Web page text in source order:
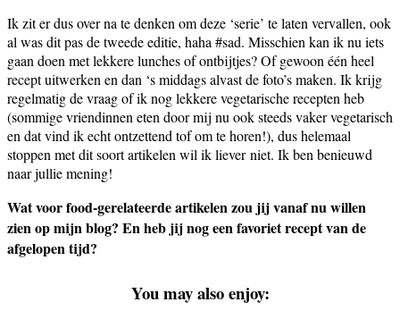
Ik zit er dus over na te denken om deze ‘serie’ te laten vervallen, ook
al was dit pas de tweede editie, haha #sad. Misschien kan ik nu iets
gaan doen met lekkere lunches of ontbijtjes? Of gewoon één heel
recept uitwerken en dan ‘s middags alvast de foto’s maken. Ik krijg
regelmatig de vraag of ik nog lekkere vegetarische recepten heb
(sommige vriendinnen eten door mij nu ook steeds vaker vegetarisch
en dat vind ik echt ontzettend tof om te horen!), dus helemaal
stoppen met dit soort artikelen wil ik liever niet. Ik ben benieuwd
naar jullie mening!
Wat voor food-gerelateerde artikelen zou jij vanaf nu willen
zien op mijn blog? En heb jij nog een favoriet recept van de
afgelopen tijd?
You may also enjoy: